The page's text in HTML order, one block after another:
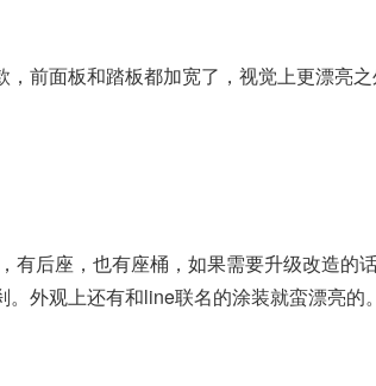
，前面板和踏板都加宽了，视觉上更漂亮之
有后座，也有座桶，如果需要升级改造的
外观上还有和line联名的涂装就蛮漂亮的。